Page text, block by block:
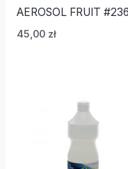
AEROSOL FRUIT
45,00 zł